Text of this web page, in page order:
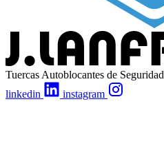
Tuercas Autoblocantes de Seguridad
linkedin
instagram